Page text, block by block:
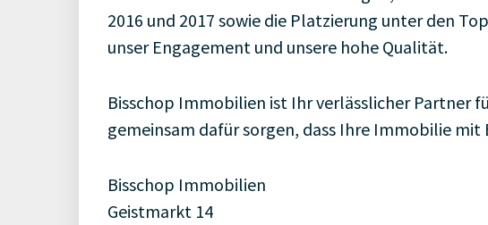
2016 und 2017 sowie die Platzierung unter den
unser Engagement und unsere hohe Qualität.
Bisschop Immobilien ist Ihr verlässlicher Partner
gemeinsam dafür sorgen, dass Ihre Immobilie
Bisschop Immobilien
Geistmarkt 14